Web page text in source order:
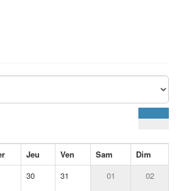
Jeu Ven Sam
Dim
30 31 01 02